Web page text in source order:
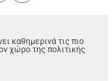
καθημερινά τις πιο
χώρο της πολιτικής